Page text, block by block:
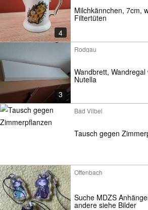
4
Milchkännchen, 7cm, wird getauscht gegen
Filtertüten
3
Rodgau
Wandbrett,
Nutella
Bad Vilbel
Tausch gegen
Offenbach
Suche MDZS
andere siehe Bilder